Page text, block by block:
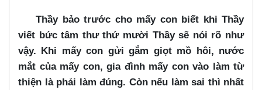
Thầy bảo trước cho mấy con biết khi Thầy
viết bức tâm thư thứ mười Thầy sẽ nói rõ như
vậy. Khi mấy con gửi gắm giọt mồ hôi, nước
mắt của mấy con, gia đình mấy con vào làm từ
thiện là phải làm đúng. Còn nếu làm sai thì nhất